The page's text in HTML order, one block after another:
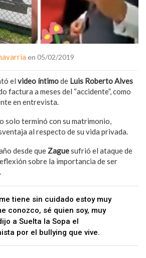
en 05/02/2019
el video íntimode Luis Roberto Alves
factura a meses del “accidente”, como
en entrevista.
solo terminó con su matrimonio,
al respecto de su vida privada.
desde que Zaguesufrió el ataque de
sobre la importancia de ser
tiene sin cuidado estoy muy
conozco, sé quien soy, muy
a Suelta la Sopa el
por el bullying que vive.